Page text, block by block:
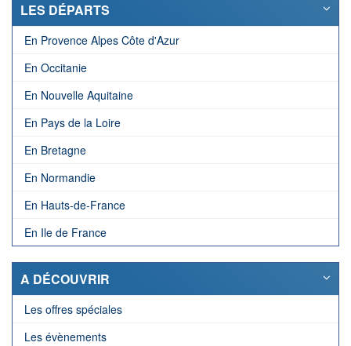
LES DÉPARTS
En Provence Alpes Côte d'Azur
En Occitanie
En Nouvelle Aquitaine
En Pays de la Loire
En Bretagne
En Normandie
En Hauts-de-France
En Ile de France
A DÉCOUVRIR
Les offres spéciales
Les évènements